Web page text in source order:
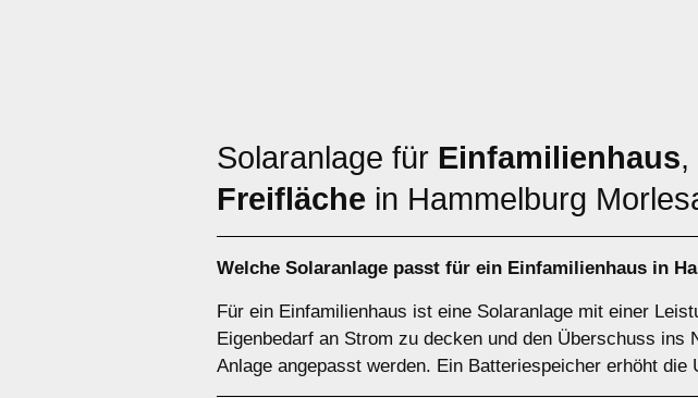
Solaranlage für Einfamilienhaus,
Freifläche in Hammelburg
Welche Solaranlage passt für ein Einfamilienhaus in
Für ein Einfamilienhaus ist eine Solaranlage mit einer
Eigenbedarf an Strom zu decken und den Überschuss
Anlage angepasst werden. Ein Batteriespeicher erhöht die